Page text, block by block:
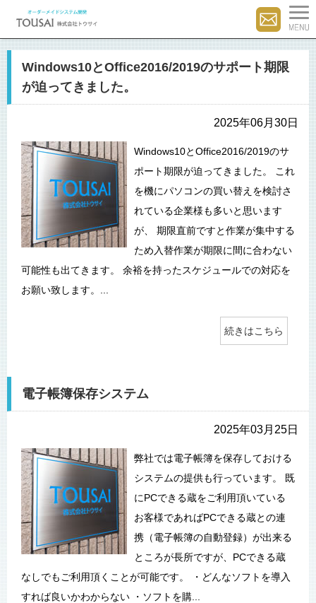
Windows10とOffice2016/2019のサポート期限
が迫ってきました。
2025年06月30日
Windows10とOffice2016/2019のサ
ポート期限が迫ってきました。 これ
を機にパソコンの買い替えを検討さ
れている企業様も多いと思います
が、 期限直前ですと作業が集中する
ため入替作業が期限に間に合わない
可能性も出てきます。 余裕を持ったスケジュールでの対応を
お願い致します。...
続きはこちら
電子帳簿保存システム
2025年03月25日
弊社では電子帳簿を保存しておける
システムの提供も行っています。 既
にPCできる蔵をご利用頂いている
お客様であればPCできる蔵との連
携（電子帳簿の自動登録）が出来る
ところが長所ですが、PCできる蔵
なしでもご利用頂くことが可能です。 ・どんなソフトを導入
すれば良いかわからない ・ソフトを購...